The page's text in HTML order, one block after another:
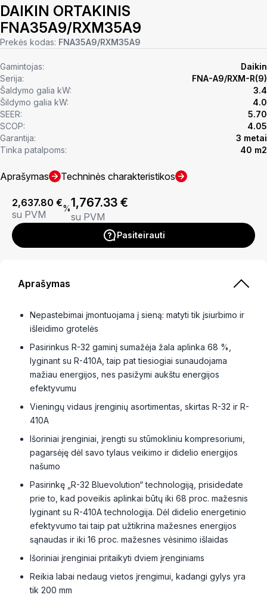
DAIKIN ORTAKINIS
FNA35A9/RXM35A9
Prekės kodas: FNA35A9/RXM35A9
Gamintojas:
Daikin
Serija:
FNA-A9/RXM-R(9)
Šaldymo galia kW:
3.4
Šildymo galia kW:
4.0
SEER:
5.70
SCOP:
4.05
Garantija:
3 metai
Tinka patalpoms:
40 m2
Aprašymas Techninės charakteristikos
2,637.80 €
su PVM
%1,767.33 €
su PVM
Pasiteirauti
Aprašymas
Nepastebimai įmontuojama į sieną: matyti tik įsiurbimo ir
išleidimo grotelės
Pasirinkus R-32 gaminį sumažėja žala aplinka 68 %,
lyginant su R-410A, taip pat tiesiogiai sunaudojama
mažiau energijos, nes pasižymi aukštu energijos
efektyvumu
Vieningų vidaus įrenginių asortimentas, skirtas R-32 ir R-
410A
Išoriniai įrenginiai, įrengti su stūmokliniu kompresoriumi,
pagarsėję dėl savo tylaus veikimo ir didelio energijos
našumo
Pasirinkę „R-32 Bluevolution“ technologiją, prisidedate
prie to, kad poveikis aplinkai būtų iki 68 proc. mažesnis
lyginant su R-410A technologija. Dėl didelio energetinio
efektyvumo tai taip pat užtikrina mažesnes energijos
sąnaudas ir iki 16 proc. mažesnes vėsinimo išlaidas
Išoriniai įrenginiai pritaikyti dviem įrenginiams
Reikia labai nedaug vietos įrengimui, kadangi gylys yra
tik 200 mm